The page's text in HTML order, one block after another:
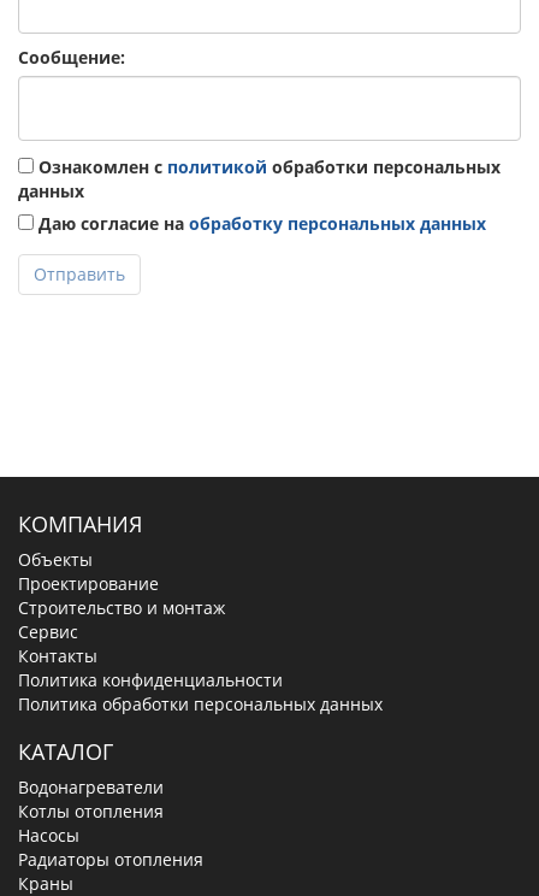
Сообщение:
Ознакомлен с политикой обработки персональных
данных
Даю согласие на обработку персональных данных
Отправить
КОМПАНИЯ
Объекты
Проектирование
Строительство и монтаж
Сервис
Контакты
Политика конфиденциальности
Политика обработки персональных данных
КАТАЛОГ
Водонагреватели
Котлы отопления
Насосы
Радиаторы отопления
Краны